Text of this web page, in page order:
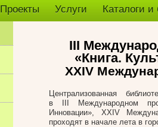
Проекты Услуги Каталоги
III
«Книга.
XXIV
Централизованная
в III Международном
Инновации», XXIV
проходят в начале лета в